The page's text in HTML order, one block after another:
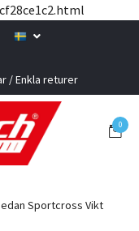
/ Enkla returer
0
Sportcross Vikt